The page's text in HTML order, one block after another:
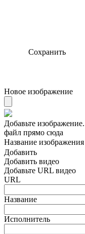
Сохранить
Новое изображение
Добавьте
файл прямо сюда
Название изображения
Добавить
Добавить видео
Добавьте URL видео
URL
Название
Исполнитель